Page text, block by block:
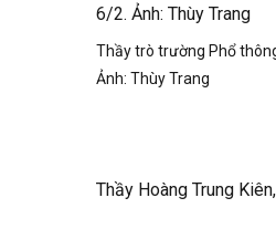
Thầy trò trường Phổ
Ảnh: Thùy Trang
Thầy Hoàng Trung